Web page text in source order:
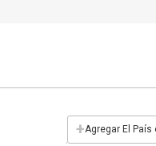
+Agregar El País